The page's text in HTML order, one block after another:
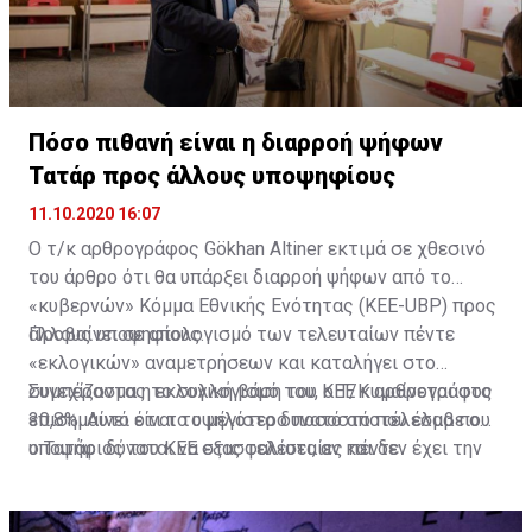
Πόσο πιθανή είναι η διαρροή ψήφων
Τατάρ προς άλλους υποψηφίους
11.10.2020 16:07
Ο τ/κ αρθρογράφος Gökhan Altiner εκτιμά σε χθεσινό
του άρθρο ότι θα υπάρξει διαρροή ψήφων από το
«κυβερνών» Κόμμα Εθνικής Ενότητας (KEE-UBP) προς
άλλους υποψηφίους.
Προβαίνει σε απολογισμό των τελευταίων πέντε
«εκλογικών» αναμετρήσεων και καταλήγει στο
συμπέρασμα η εκλογική βάση του ΚΕΕ κυμαίνεται στο
30,8%. Αυτό είναι το μέγιστο δυνατό αποτέλεσμα που
ο Τατάρ δύναται να εξασφαλίσει, αν και δεν έχει την
Συνεχίζοντας το συλλογισμό του, ο Τ/Κ αρθρογράφος
επισημαίνει ότι το υψηλότερο ποσοστό που έλαβε ο
υποψήφιος του ΚΕΕ στις τελευταίες πέντε